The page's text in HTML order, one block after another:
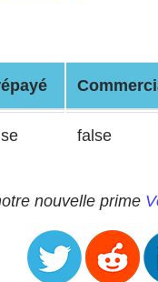
false
nouvelle prime